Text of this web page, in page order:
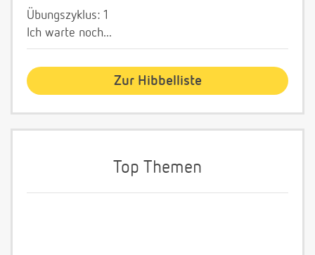
Übungszyklus: 1
Ich warte noch...
Zur Hibbelliste
Top Themen